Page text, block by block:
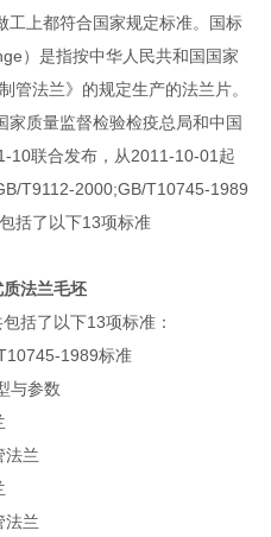
工上都符合国家规定标准。国标
）是指按中华人民共和国国家
管法兰》的规定生产的法兰片。
家质量监督检验检疫总局和中国
10联合发布，从2011-10-01起
T9112-2000;GB/T10745-1989
括了以下13项标准
法兰毛坯
括了以下13项标准：
1989标准
与参数
法兰
法兰